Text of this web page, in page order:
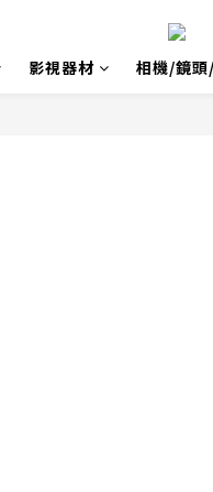
影視器材 相機/鏡頭